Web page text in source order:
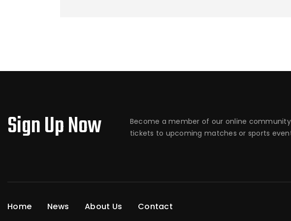
Sign Up Now
Become a member of our online
tickets to upcoming matches or sports
Home News About Us Contact